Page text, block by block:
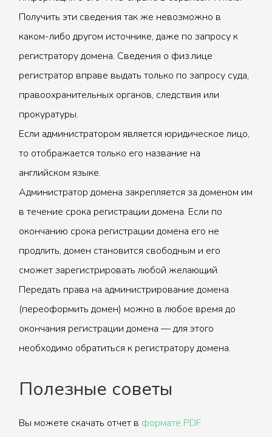
Получить эти сведения так же невозможно в
каком-либо другом источнике, даже по запросу к
регистратору домена. Сведения о физ.лице
регистратор вправе выдать только по запросу суда,
правоохранительных органов, следствия или
прокуратуры.
Если администратором является юридическое лицо,
то отображается только его название на
английском языке.
Администратор домена закрепляется за доменом им
в течение срока регистрации домена. Если по
окончанию срока регистрации домена его не
продлить, домен становится свободным и его
сможет зарегистрировать любой желающий.
Передать права на администрирование домена
(переоформить домен) можно в любое время до
окончания регистрации домена — для этого
необходимо обратиться к регистратору домена.
Полезные советы
Вы можете скачать отчет в формате PDF